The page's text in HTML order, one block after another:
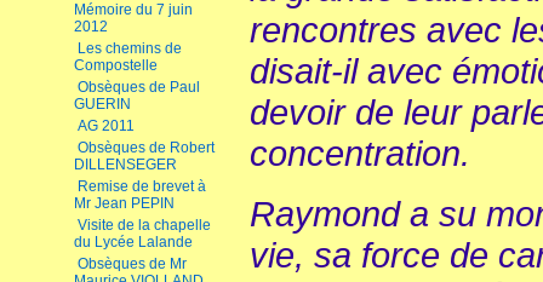
Mémoire du 7 juin
2012
Les chemins de
Compostelle
Obsèques de Paul
GUERIN
AG 2011
Obsèques de Robert
DILLENSEGER
Remise de brevet à
Mr Jean PEPIN
Visite de la chapelle
du Lycée Lalande
Obsèques de Mr
rencontres avec
disait-il avec
devoir de leur
concentration.
Raymond a su
vie, sa force de